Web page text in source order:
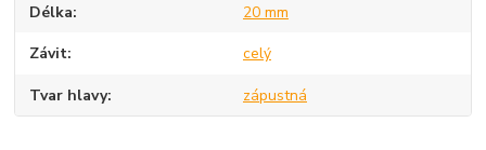
Délka 20 mm
Závit celý
Tvar hlavy zápustná